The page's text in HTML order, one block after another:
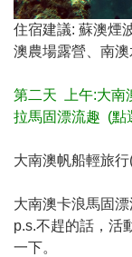
住宿建議: 蘇澳煙
澳農場露營、南
第二天 上午:大南
拉馬固漂流趣 (點
大南澳帆船輕旅
大南澳卡浪馬固漂
p.s.不趕的話，活
一下。